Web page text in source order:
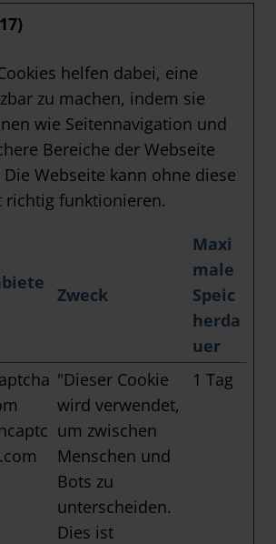
helfen dabei, eine
zu machen, indem sie
wie Seitennavigation und
Bereiche der Webseite
Webseite kann ohne diese
richtig funktionieren.
Zweck
Maxi
male
Speic
herda
uer
"Dieser Cookie
wird verwendet,
um zwischen
Menschen und
Bots zu
unterscheiden.
Dies ist
1 Tag